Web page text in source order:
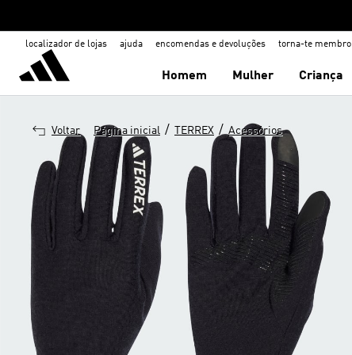
localizador de lojas ajuda encomendas e devoluções torna-te membro
Homem Mulher Criança
Voltar Página inicial / TERREX / Acessórios